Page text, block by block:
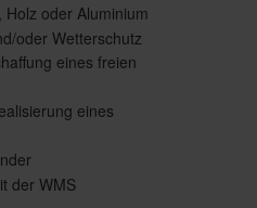
oder Aluminium
oder Wetterschutz
eines freien
eines
der WMS